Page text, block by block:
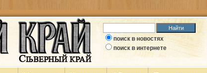
поиск в новостях
поиск в интернете